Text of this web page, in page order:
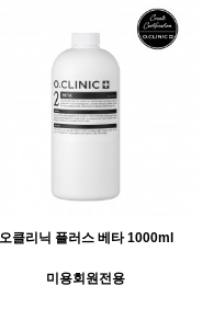
오클리닉 플러스 베타 1000ml
미용회원전용